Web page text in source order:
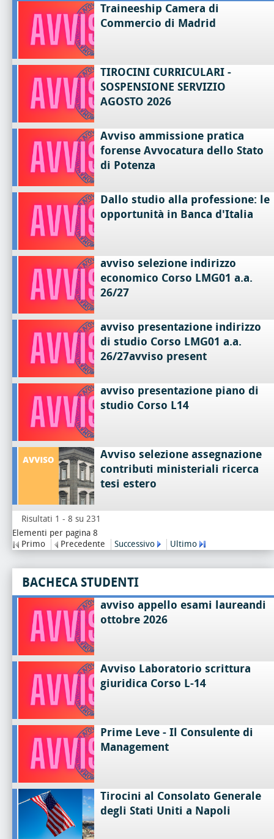
Traineeship Camera di
Commercio di Madrid
TIROCINI CURRICULARI -
SOSPENSIONE SERVIZIO
AGOSTO 2026
Avviso ammissione pratica
forense Avvocatura dello Stato
di Potenza
Dallo studio alla professione: le
opportunità in Banca d'Italia
avviso selezione indirizzo
economico Corso LMG01 a.a.
26/27
avviso presentazione indirizzo
di studio Corso LMG01 a.a.
26/27avviso present
avviso presentazione piano di
studio Corso L14
Avviso selezione assegnazione
contributi ministeriali ricerca
tesi estero
Risultati 1 - 8 su 231
Elementi per pagina 8
Primo
Precedente Successivo Ultimo
BACHECA STUDENTI
avviso appello esami laureandi
ottobre 2026
Avviso Laboratorio scrittura
giuridica Corso L-14
Prime Leve - Il Consulente di
Management
Tirocini al Consolato Generale
degli Stati Uniti a Napoli